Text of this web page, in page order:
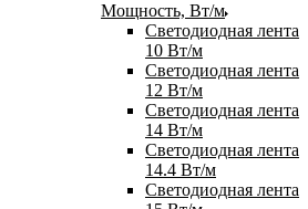
Мощность, Вт/м
Светодиодная лента
10 Вт/м
Светодиодная лента
12 Вт/м
Светодиодная лента
14 Вт/м
Светодиодная лента
14.4 Вт/м
Светодиодная лента